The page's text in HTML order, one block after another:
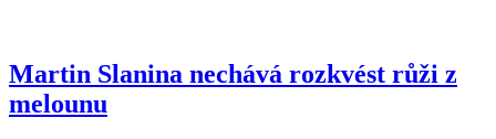
Martin Slanina nechává rozkvést růži z
melounu